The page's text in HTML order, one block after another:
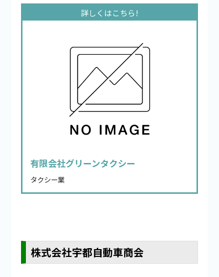
有限会社グリーンタクシー
タクシー業
株式会社宇都自動車商会